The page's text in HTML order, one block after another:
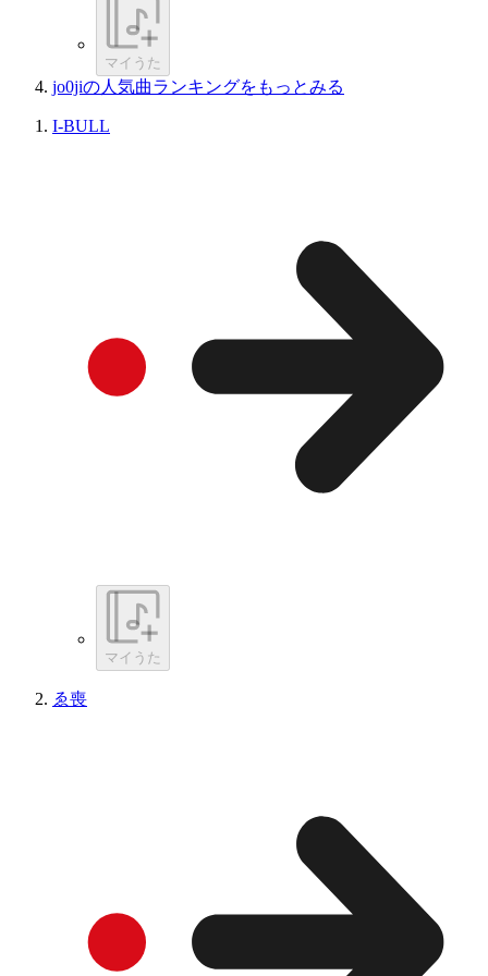
マイうた
jo0jiの人気曲ランキングをもっとみる
I-BULL
マイうた
ゑ喪